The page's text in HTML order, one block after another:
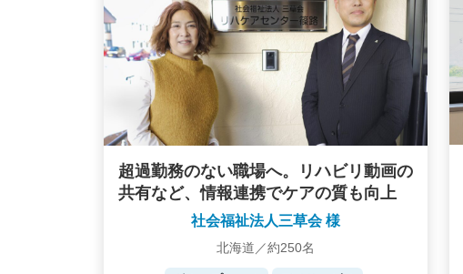
超過勤務のない職場へ。リハビリ動画の
共有など、情報連携でケアの質も向上
社会福祉法人三草会 様
北海道／約250名